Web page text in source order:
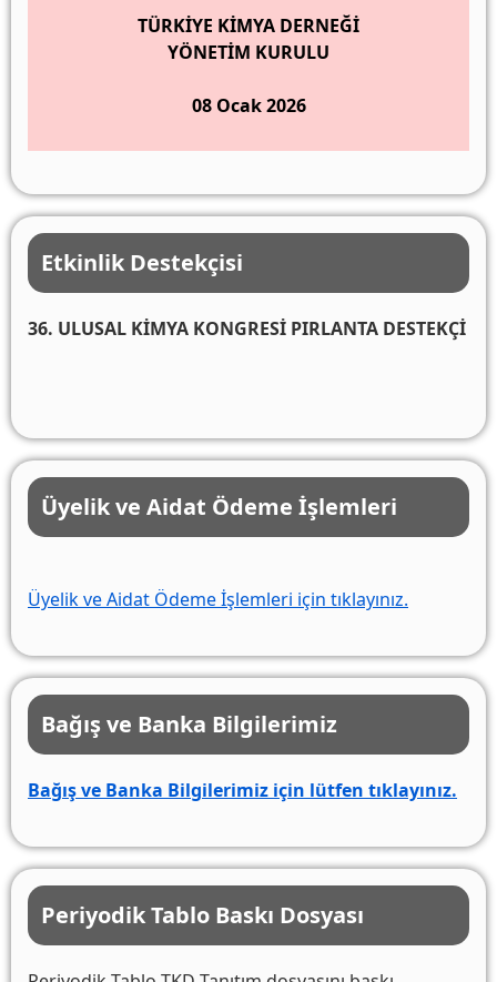
TÜRKİYE KİMYA DERNEĞİ
YÖNETİM KURULU
08 Ocak 2026
Etkinlik Destekçisi
36. ULUSAL KİMYA KONGRESİ PIRLANTA DESTEKÇİ
Üyelik ve Aidat Ödeme İşlemleri
Üyelik ve Aidat Ödeme İşlemleri için tıklayınız.
Bağış ve Banka Bilgilerimiz
Bağış ve Banka Bilgilerimiz için lütfen tıklayınız.
Periyodik Tablo Baskı Dosyası